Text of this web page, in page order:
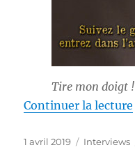
Tire mon doigt !
Continuer la lecture
Publié
1 avril 2019 Catégories
Interviews